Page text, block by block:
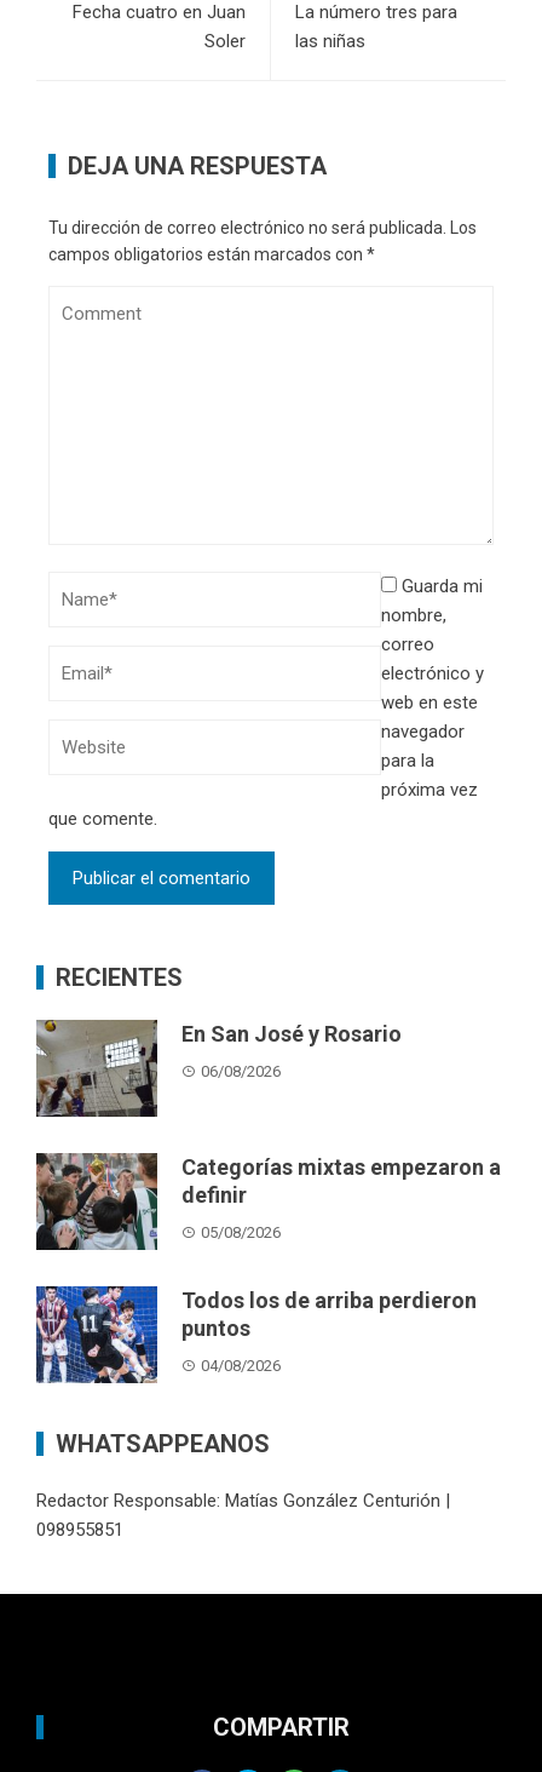
Fecha cuatro en Juan
Soler
La número tres para
las niñas
DEJA UNA RESPUESTA
Tu dirección de correo electrónico no será publicada.
Los
campos obligatorios están marcados con *
Guarda mi
nombre,
correo
electrónico y
web en este
navegador
para la
próxima vez
que comente.
RECIENTES
En San José y Rosario
06/08/2026
Categorías mixtas empezaron a
definir
05/08/2026
Todos los de arriba perdieron
puntos
04/08/2026
WHATSAPPEANOS
Redactor Responsable: Matías González Centurión |
098955851
COMPARTIR